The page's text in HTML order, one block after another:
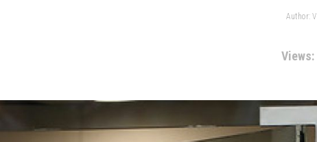
Author:
Views: